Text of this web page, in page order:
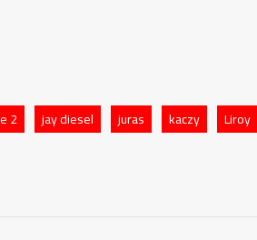
2 jay diesel juras kaczy
Liroy